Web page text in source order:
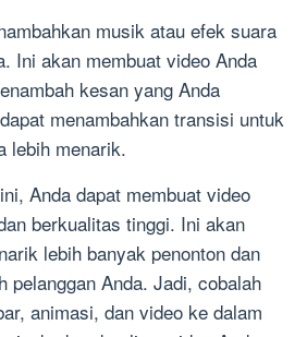
musik atau efek suara
Ini akan membuat video Anda
kesan yang Anda
menambahkan transisi untuk
lebih menarik.
Anda dapat membuat video
berkualitas tinggi. Ini akan
lebih banyak penonton dan
pelanggan Anda. Jadi, cobalah
animasi, dan video ke dalam